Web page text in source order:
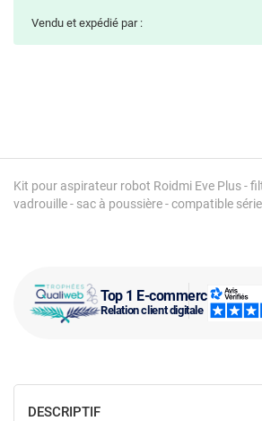
Top 1 E-commerce
Relation client digitale
Kit pour aspirateur robot Roidmi Eve Plus -
vadrouille - sac à poussière - compatible
Vendu et expédié par :
DESCRIPTIF